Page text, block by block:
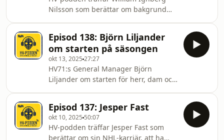
Nilsson som berättar om bakgrund
hockeyskolan till SHL.
Episod 138: Björn Liljander
om starten på säsongen
okt 13, 2025 27:27
HV71:s General Manager Björn
Liljander om starten för herr, dam och
kontakten med utlånade spelare och
veckan som kommer.
Episod 137: Jesper Fast
okt 10, 2025 50:07
HV-podden träffar Jesper Fast som
berättar om sin NHL-karriär, att ha